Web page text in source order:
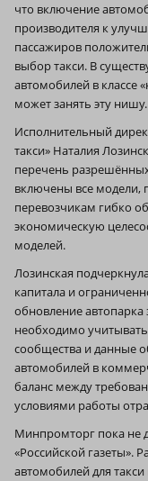
что включение
производителя к
пассажиров
выбор такси. В
автомобилей в классе
может занять эту нишу.
Исполнительный
такси» Наталия
перечень
включены все модели,
перевозчикам гибко
экономическую
моделей.
Лозинская
капитала и
обновление
необходимо
сообщества и данные
автомобилей в
баланс между
условиями работы
Минпромторг пока не
«Российской газеты».
автомобилей для такси